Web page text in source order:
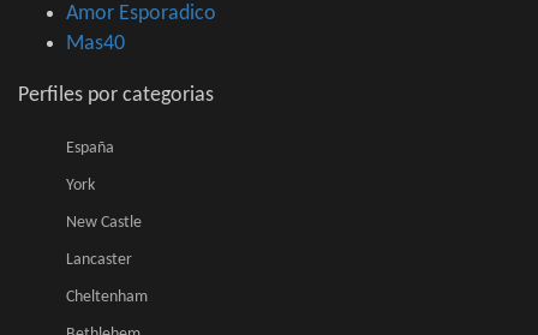
Amor Esporadico
Mas40
Perfiles por categorias
España
York
New Castle
Lancaster
Cheltenham